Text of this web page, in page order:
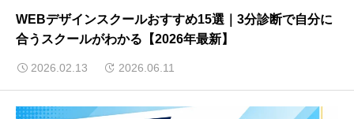
WEBデザインスクールおすすめ15選｜3分診断で自分に
合うスクールがわかる【2026年最新】
2026.02.13 2026.06.11